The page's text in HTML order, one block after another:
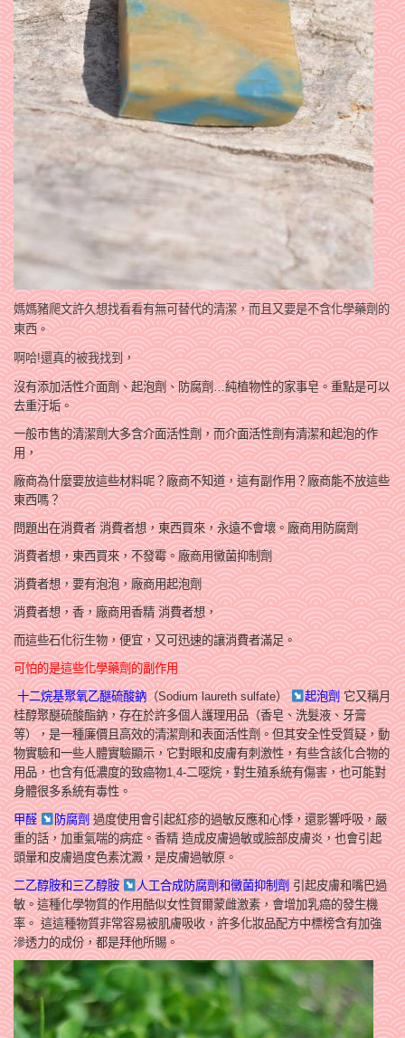
媽媽豬爬文許久想找看看有無可替代的清潔，而且又要是不含化學藥劑的
東西。
啊哈!還真的被我找到，
沒有添加活性介面劑、起泡劑、防腐劑…純植物性的家事皂。重點是可以
去重汙垢。
一般市售的清潔劑大多含介面活性劑，而介面活性劑有清潔和起泡的作
用，
廠商為什麼要放這些材料呢？廠商不知道，這有副作用？廠商能不放這些
東西嗎？
問題出在消費者 消費者想，東西買來，永遠不會壞。廠商用防腐劑
消費者想，東西買來，不發霉。廠商用黴菌抑制劑
消費者想，要有泡泡，廠商用起泡劑
消費者想，香，廠商用香精 消費者想，
而這些石化衍生物，便宜，又可迅速的讓消費者滿足。
可怕的是這些化學藥劑的副作用
十二烷基聚氧乙醚硫酸鈉（Sodium laureth sulfate） 起泡劑它又稱月
桂醇聚醚硫酸酯鈉，存在於許多個人護理用品（香皂、洗髮液、牙膏
等），是一種廉價且高效的清潔劑和表面活性劑。但其安全性受質疑，動
物實驗和一些人體實驗顯示，它對眼和皮膚有刺激性，有些含該化合物的
用品，也含有低濃度的致癌物1,4-二噁烷，對生殖系統有傷害，也可能對
身體很多系統有毒性。
甲醛 防腐劑過度使用會引起紅疹的過敏反應和心悸，還影響呼吸，嚴
重的話，加重氣喘的病症。香精 造成皮膚過敏或臉部皮膚炎，也會引起
頭暈和皮膚過度色素沈澱，是皮膚過敏原。
二乙醇胺和三乙醇胺 人工合成防腐劑和黴菌抑制劑引起皮膚和嘴巴過
敏。這種化學物質的作用酷似女性賀爾蒙雌激素，會增加乳癌的發生機
率。 這這種物質非常容易被肌膚吸收，許多化妝品配方中標榜含有加強
滲透力的成份，都是拜他所賜。